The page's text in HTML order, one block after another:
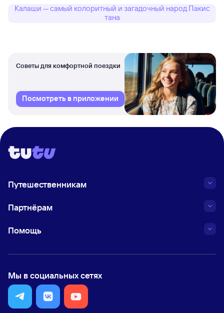
Калаши — самый колоритный и загадочный народ Пакис
тана
Советы для комфортной поездки
Посмотреть в приложении
Путешественникам
Партнёрам
Помощь
Мы в социальных сетях